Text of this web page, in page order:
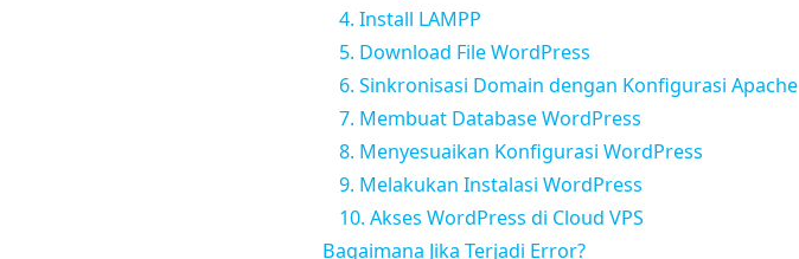
4. Install LAMPP
5. Download File WordPress
6. Sinkronisasi Domain dengan Konfigurasi Apache
7. Membuat Database WordPress
8. Menyesuaikan Konfigurasi WordPress
9. Melakukan Instalasi WordPress
10. Akses WordPress di Cloud VPS
Bagaimana Jika Terjadi Error?